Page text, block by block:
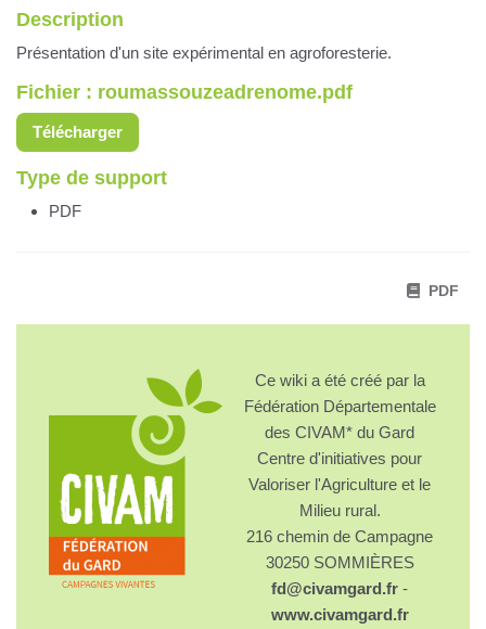
Description
Présentation d'un site expérimental en agroforesterie.
Fichier : roumassouzeadrenome.pdf
Télécharger
Type de support
PDF
PDF
Ce wiki a été créé par la
Fédération Départementale
des CIVAM* du Gard
Centre d'initiatives pour
Valoriser l'Agriculture et le
Milieu rural.
216 chemin de Campagne
30250 SOMMIÈRES
fd@civamgard.fr -
www.civamgard.fr